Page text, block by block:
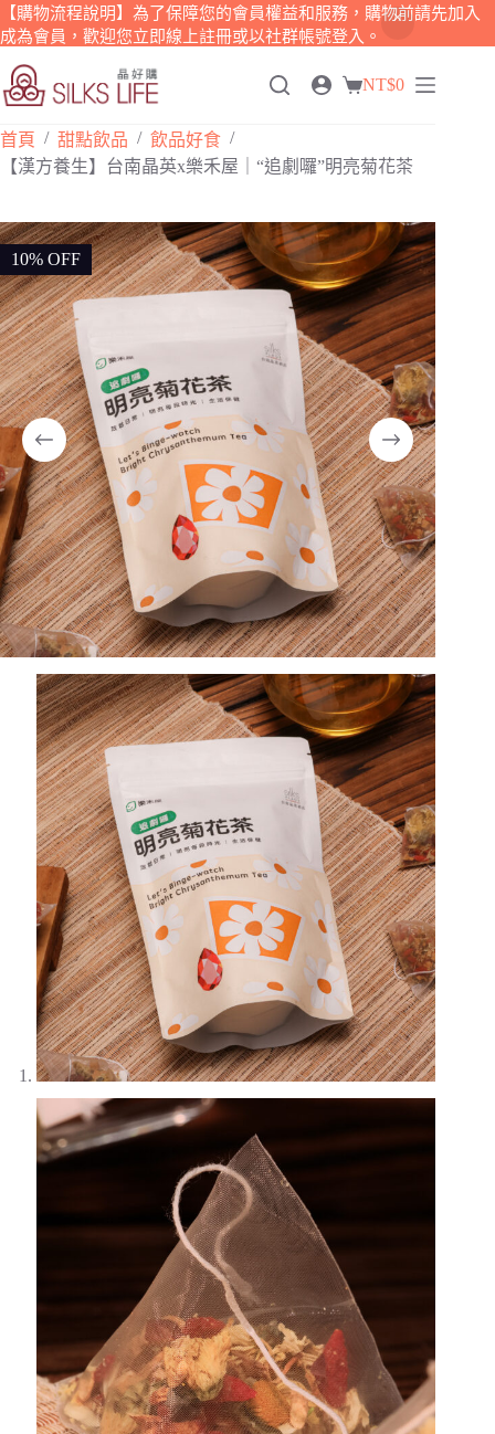
【購物流程說明】為了保障您的會員權益和服務，購物前請先加入
成為會員，歡迎您立即線上註冊或以社群帳號登入。
至
要
內
購
NT$0
首頁 / 甜點飲品 / 飲品好食 /
【漢方養生】台南晶英x樂禾屋｜“追劇囉”明亮菊花茶
10% OFF